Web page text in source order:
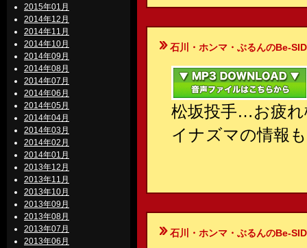
2015年01月
2014年12月
2014年11月
2014年10月
2014年09月
2014年08月
2014年07月
2014年06月
2014年05月
2014年04月
2014年03月
2014年02月
2014年01月
2013年12月
2013年11月
2013年10月
2013年09月
2013年08月
2013年07月
2013年06月
石川・ホンマ・ぶるんのBe-
松坂投手…お疲
イナズマの情報
石川・ホンマ・ぶるんのBe-